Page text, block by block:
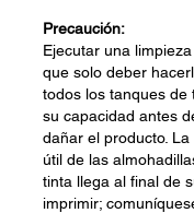
Precaución:
Ejecutar una
que solo deber
todos los tanques de
su capacidad antes
dañar el producto.
útil de las
tinta llega al final de
imprimir;